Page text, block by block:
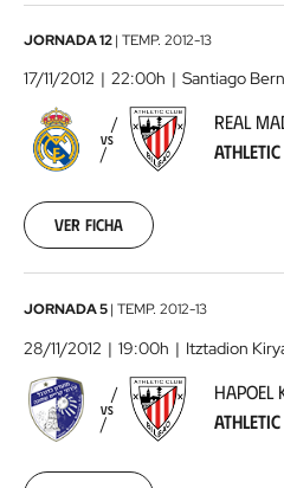
Real
Madrid
Athletic
Club2012-
17
00:00:00
JORNADA 12| TEMP. 2012-13
17/11/2012 22:00h Santiago
VS
REAL
Ver ficha
Hapoel
Kiryat
Shmona
-
Athletic
JORNADA 5| TEMP. 2012-13
28/11/2012 19:00h Itztadion
VS
HAPOEL